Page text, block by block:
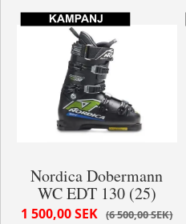
Nordica Dobermann
WC EDT 130 (25)
6 500,00 SEK
1 500,00 SEK